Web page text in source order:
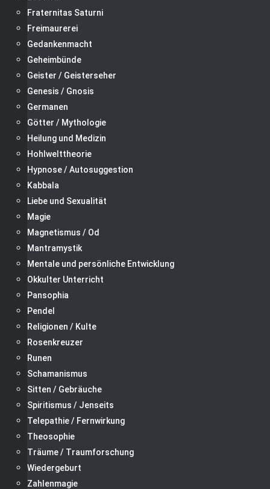
Fraternitas Saturni
Freimaurerei
Gedankenmacht
Geheimbünde
Geister / Geisterseher
Genesis / Gnosis
Germanen
Götter / Mythologie
Heilung und Medizin
Hohlwelttheorie
Hypnose / Autosuggestion
Kabbala
Liebe und Sexualität
Magie
Magnetismus / Od
Mantramystik
Mentale und persönliche Entwicklung
Okkulter Unterricht
Pansophia
Pendel
Religionen / Kulte
Rosenkreuzer
Runen
Schamanismus
Sitten / Gebräuche
Spiritismus / Jenseits
Telepathie / Fernwirkung
Theosophie
Träume / Traumforschung
Wiedergeburt
Zahlenmagie